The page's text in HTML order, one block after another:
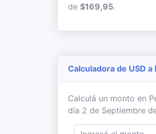
de $169,95.
Calculadora de USD
Calculá un monto en
día 2 de Septiembre